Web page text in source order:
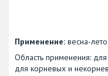
Применение: весна-лето
Область применения:
для корневых и